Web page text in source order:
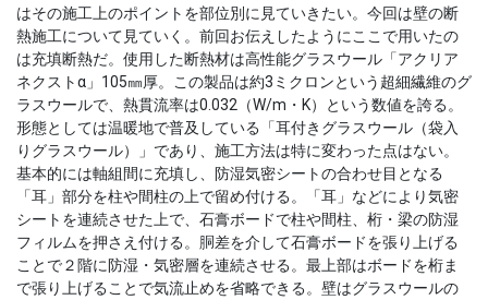
はその施工上のポイントを部位別に見ていきたい。今回は壁の断
熱施工について見ていく。前回お伝えしたようにここで用いたの
は充填断熱だ。使用した断熱材は高性能グラスウール「アクリア
ネクストα」105㎜厚。この製品は約3ミクロンという超細繊維のグ
ラスウールで、熱貫流率は0.032（W/m・K）という数値を誇る。
形態としては温暖地で普及している「耳付きグラスウール（袋入
りグラスウール）」であり、施工方法は特に変わった点はない。
基本的には軸組間に充填し、防湿気密シートの合わせ目となる
「耳」部分を柱や間柱の上で留め付ける。「耳」などにより気密
シートを連続させた上で、石膏ボードで柱や間柱、桁・梁の防湿
フィルムを押さえ付ける。胴差を介して石膏ボードを張り上げる
ことで２階に防湿・気密層を連続させる。最上部はボードを桁ま
で張り上げることで気流止めを省略できる。壁はグラスウールの